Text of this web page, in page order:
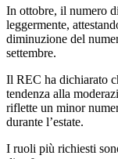
In ottobre, il numero
leggermente,
diminuzione del
settembre.
Il REC ha dichiarato
tendenza alla
riflette un minor
durante l’estate.
I ruoli più richiesti